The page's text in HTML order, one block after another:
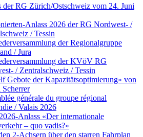
der RG Zürich/Ostschweiz vom 24. Juni
Anlass 2026 der RG Nordwest- /
/ Tessin
der Regionalgruppe
/ Jura
der KVöV RG
/ Zentralschweiz / Tessin
Gebote der Kapazitätsoptimierung» von
générale du groupe régional
/ Valais 2026
Anlass «Der internationale
– quo vadis?»
2-Achsern über den starren Fahrplan